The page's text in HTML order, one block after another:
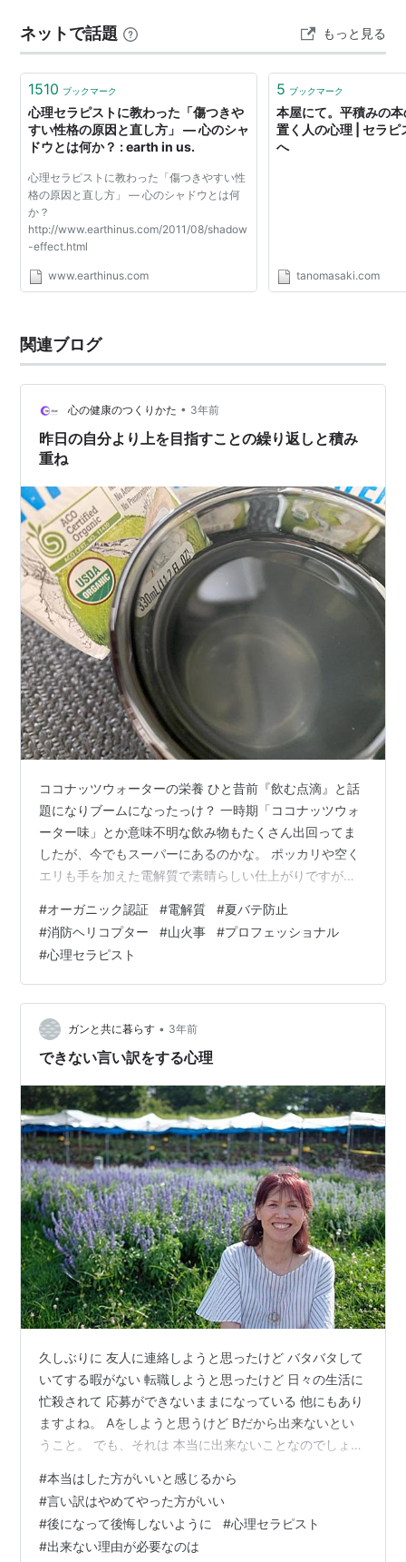
やはり広く世の中と関わること…
ネットで話題 もっと見る
1510 ブックマーク
心理セラピストに教わった「傷つきや
すい性格の原因と直し方」 ― 心のシャ
ドウとは何か？ : earth in us.
心理セラピストに教わった「傷つきやすい性
格の原因と直し方」 ― 心のシャドウとは何
か？
http://www.earthinus.com/2011/08/shadow
-effect.html
www.earthinus.com
5 ブックマーク
本屋にて。平積みの
置く人の心理 | セラ
へ
tanomasaki.com
関連ブログ
心の健康のつくりかた • 3年前
昨日の自分より上を目指すことの繰り返しと積み
重ね
ココナッツウォーターの栄養 ひと昔前『飲む点滴』と話
題になりブームになったっけ？ 一時期「ココナッツウォ
ーター味」とか意味不明な飲み物もたくさん出回ってま
したが、今でもスーパーにあるのかな。 ポッカリや空く
エリも手を加えた電解質で素晴らしい仕上がりですが、
解質に比べると、やはり劣ってしまうものです。 ナトリ
ウム・カリウム・マグネシウム・カリウム・鉄・ビタミ
ンC ミネラルの内容量でみるなら、断然サプリメントで
しょう。 だけど、その成分が、いったいどこから摂取さ
れたものなのかが重要です。 量の多さで言えばココナッ
ツウォーターもサプリには敵いません…
#オーガニック認証 #電解質 #夏バテ防止
#消防ヘリコプター #山火事 #プロフェッショナル
#心理セラピスト
ガンと共に暮らす • 3年前
できない言い訳をする心理
久しぶりに 友人に連絡しようと思ったけど バタバタして
いてする暇がない 転職しようと思ったけど 日々の生活に
忙殺されて 応募ができないままになっている 他にもあり
ますよね。 Aをしようと思うけど Bだから出来ないとい
うこと。 でも、それは 本当に出来ないことなのでしょう
る 心理セラピストのADOです。 確かに 忙しいのは間違
いないと思います。 ただし、それも 自分が忙しいと思い
込むから あるいは 自分から忙しくしているから と言え
ないでしょうか。 Aをしようと思うけど Bだから出来な
#本当はした方がいいと感じるから
#言い訳はやめてやった方がいい
#後になって後悔しないように #心理セラピスト
#出来ない理由が必要なのは